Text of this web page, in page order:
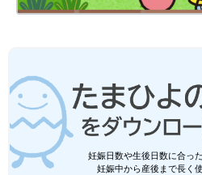
妊娠日数や生後日数に合っ
妊娠中から産後まで長く